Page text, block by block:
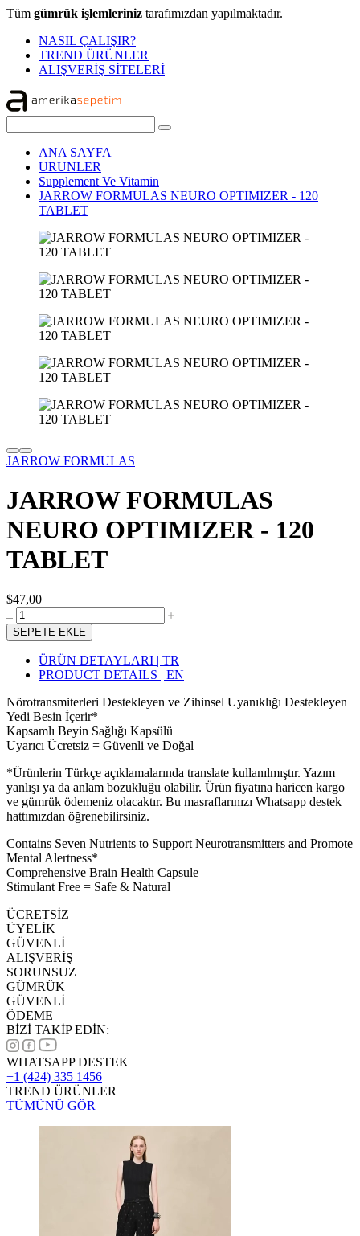
Tüm gümrük işlemleriniz tarafımızdan yapılmaktadır.
NASIL ÇALIŞIR?
TREND ÜRÜNLER
ALIŞVERİŞ SİTELERİ
ANA SAYFA
URUNLER
Supplement Ve Vitamin
JARROW FORMULAS NEURO OPTIMIZER - 120
TABLET
JARROW FORMULAS
JARROW FORMULAS
NEURO OPTIMIZER - 120
TABLET
$47,00
SEPETE EKLE
ÜRÜN DETAYLARI | TR
PRODUCT DETAILS | EN
Nörotransmiterleri Destekleyen ve Zihinsel Uyanıklığı Destekleyen
Yedi Besin İçerir*
Kapsamlı Beyin Sağlığı Kapsülü
Uyarıcı Ücretsiz = Güvenli ve Doğal
*Ürünlerin Türkçe açıklamalarında translate kullanılmıştır. Yazım
yanlışı ya da anlam bozukluğu olabilir. Ürün fiyatına haricen kargo
ve gümrük ödemeniz olacaktır. Bu masraflarınızı Whatsapp destek
hattımızdan öğrenebilirsiniz.
Contains Seven Nutrients to Support Neurotransmitters and Promote
Mental Alertness*
Comprehensive Brain Health Capsule
Stimulant Free = Safe & Natural
ÜCRETSİZ
ÜYELİK
GÜVENLİ
ALIŞVERİŞ
SORUNSUZ
GÜMRÜK
GÜVENLİ
ÖDEME
BİZİ TAKİP EDİN:
WHATSAPP DESTEK
+1 (424) 335 1456
TREND ÜRÜNLER
TÜMÜNÜ GÖR